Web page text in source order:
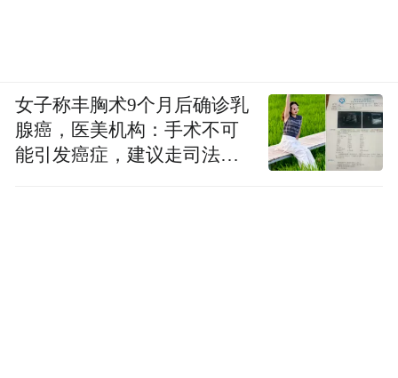
女子称丰胸术9个月后确诊乳
腺癌，医美机构：手术不可
能引发癌症，建议走司法途